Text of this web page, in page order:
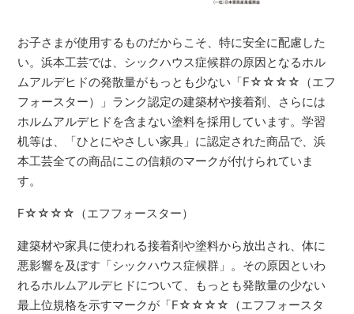
お子さまが使用するものだからこそ、特に安全に配慮した
い。浜本工芸では、シックハウス症候群の原因となるホル
ムアルデヒドの発散量がもっとも少ない「F☆☆☆☆（エフ
フォースター）」ランク認定の建築材や接着剤、さらには
ホルムアルデヒドを含まない塗料を採用しています。学習
机等は、「ひとにやさしい家具」に認定された商品で、浜
本工芸全ての商品にこの信頼のマークが付けられていま
す。
F☆☆☆☆（エフフォースター）
建築材や家具に使われる接着剤や塗料から放出され、体に
悪影響を及ぼす「シックハウス症候群」。その原因といわ
れるホルムアルデヒドについて、もっとも発散量の少ない
最上位規格を示すマークが「F☆☆☆☆（エフフォースタ